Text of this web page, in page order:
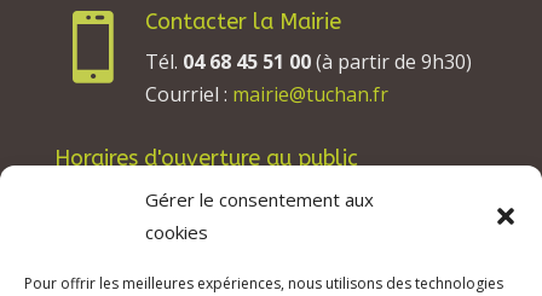
Gérer le consentement aux
cookies
Pour offrir les meilleures expériences, nous utilisons des technologies

Contacter la Mairie
Tél. 04 68 45 51 00(à partir de 9h30)
Courriel : mairie@tuchan.fr
Horaires d'ouverture au public
Les lundis, mardis et jeudis : de 8h à 12h et de
13h30 à 17h30.